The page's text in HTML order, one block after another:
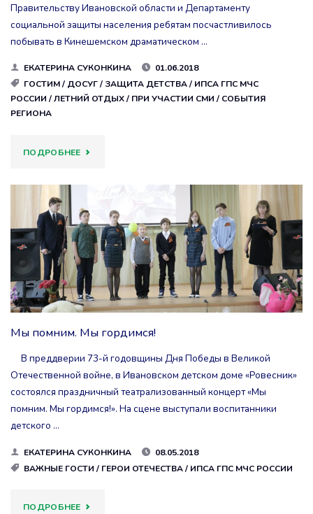
Правительству Ивановской области и Департаменту
социальной защиты населения ребятам посчастливилось
побывать в Кинешемском драматическом …
ЕКАТЕРИНА СУКОНКИНА
01.06.2018
ГОСТИМ/ ДОСУГ/ ЗАЩИТА ДЕТСТВА/ ИПСА ГПС МЧС
РОССИИ /ЛЕТНИЙ ОТДЫХ/ ПРИ УЧАСТИИ СМИ / СОБЫТИЯ
РЕГИОНА
ПОДРОБНЕЕ"ДЕНЬ
ДЕТЕЙ"
Мы помним. Мы гордимся!
В преддверии 73-й годовщины Дня Победы в Великой
Отечественной войне, в Ивановском детском доме «Ровесник»
состоялся праздничный театрализованный концерт «Мы
помним. Мы гордимся!». На сцене выступали воспитанники
детского …
ЕКАТЕРИНА СУКОНКИНА
08.05.2018
ВАЖНЫЕ ГОСТИ / ГЕРОИ ОТЕЧЕСТВА/ ИПСА ГПС МЧС РОССИИ
ПОДРОБНЕЕ"МЫ